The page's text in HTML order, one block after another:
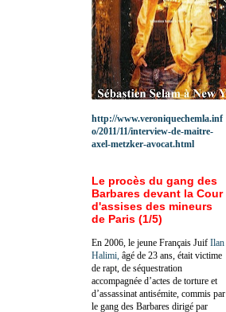
http://www.veroniquechemla.inf
o/2011/11/interview-de-maitre-
axel-metzker-avocat.html
Le procès du gang des
Barbares devant la Cour
d'assises des mineurs
de Paris (1/5)
En 2006, le jeune Français Juif Ilan
Halimi, âgé de 23 ans, était victime
de rapt, de séquestration
accompagnée d’actes de torture et
d’assassinat antisémite, commis par
le gang des Barbares dirigé par